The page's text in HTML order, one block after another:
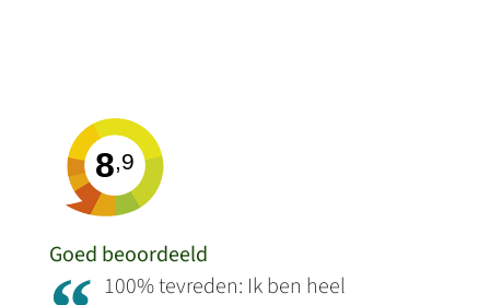
8,9
Goed beoordeeld
100% tevreden: Ik ben heel